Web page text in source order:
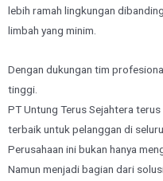
lebih ramah lingkungan
limbah yang minim.
Dengan dukungan tim
tinggi.
PT Untung Terus Sejahtera
terbaik untuk pelanggan di
Perusahaan ini bukan hanya
Namun menjadi bagian dari